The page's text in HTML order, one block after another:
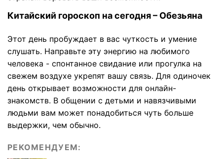
Китайский гороскоп на сегодня – Обезьяна
Этот день пробуждает в вас чуткость и умение
слушать. Направьте эту энергию на любимого
человека - спонтанное свидание или прогулка на
свежем воздухе укрепят вашу связь. Для одиночек
день открывает возможности для онлайн-
знакомств. В общении с детьми и навязчивыми
людьми вам может понадобиться чуть больше
выдержки, чем обычно.
РЕКОМЕНДУЕМ: